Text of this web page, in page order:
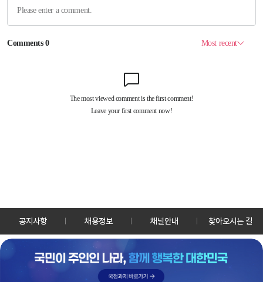
공지사항 채용정보 채널안내 찾아오시는 길
30128 세종특별자치시 정부2청사로 13 한국정책방송원 KTV
TEL: 044-204-8000
Copyrightⓒ KTV 국민방송 All Rights Reserved.